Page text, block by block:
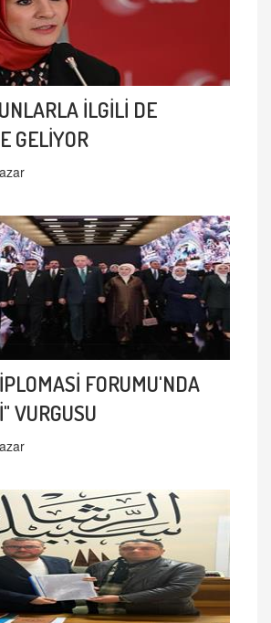
İLGİLİ DE
GELİYOR
FORUMU'NDA
VURGUSU